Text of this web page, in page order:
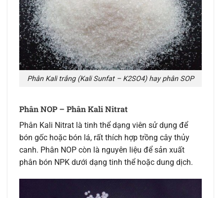
Phân Kali trắng (Kali Sunfat – K2SO4) hay phân SOP
Phân NOP – Phân Kali Nitrat
Phân Kali Nitrat là tinh thể dạng viên sử dụng để
bón gốc hoặc bón lá, rất thích hợp trồng cây thủy
canh. Phân NOP còn là nguyên liệu để sản xuất
phân bón NPK dưới dạng tinh thể hoặc dung dịch.